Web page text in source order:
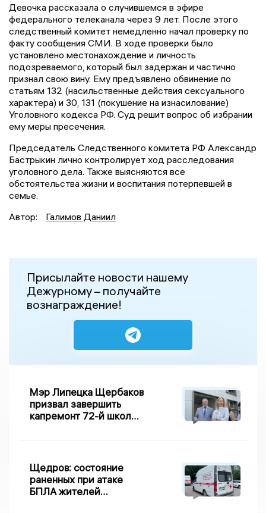
Девочка рассказала о случившемся в эфире
федерального телеканала через 9 лет. После этого
следственный комитет немедленно начал проверку по
факту сообщения СМИ. В ходе проверки было
установлено местонахождение и личность
подозреваемого, который был задержан и частично
признал свою вину. Ему предъявлено обвинение по
статьям 132 (насильственные действия сексуального
характера) и 30, 131 (покушение на изнасилование)
Уголовного кодекса РФ. Суд решит вопрос об избрании
ему меры пресечения.
Председатель Следственного комитета РФ Александр
Бастрыкин лично контролирует ход расследования
уголовного дела. Также выясняются все
обстоятельства жизни и воспитания потерпевшей в
семье.
Автор:
Галимов Даниил
Присылайте новости нашему
Дежурному – получайте
вознаграждение!
Мэр Липецка Щербаков
призвал завершить
капремонт 72-й школы
Щедров: состояние
раненных при атаке
БПЛА жителей